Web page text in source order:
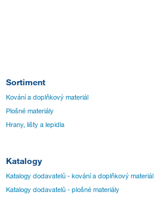
Sortiment
Kování a doplňkový materiál
Plošné materiály
Hrany, lišty a lepidla
Katalogy
Katalogy dodavatelů - kování a doplňkový materiál
Katalogy dodavatelů - plošné materiály